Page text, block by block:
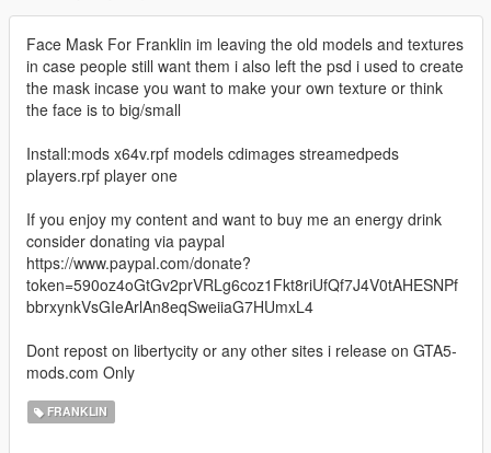
Face Mask For Franklin im leaving the old models and textures
in case people still want them i also left the psd i used to create
the mask incase you want to make your own texture or think
the face is to big/small
Install:mods x64v.rpf models cdimages streamedpeds
players.rpf player one
If you enjoy my content and want to buy me an energy drink
consider donating via paypal
https://www.paypal.com/donate?
token=590oz4oGtGv2prVRLg6coz1Fkt8riUfQf7J4V0tAHESNPf
bbrxynkVsGIeArlAn8eqSweiiaG7HUmxL4
Dont repost on libertycity or any other sites i release on GTA5-
mods.com Only
FRANKLIN